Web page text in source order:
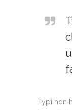
Typi non